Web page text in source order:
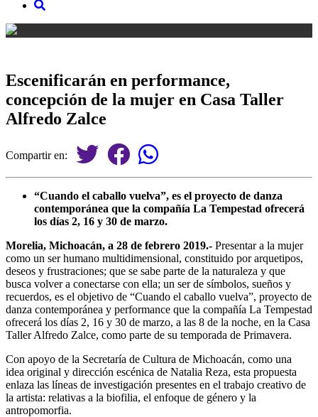
Escenificarán en performance,
concepción de la mujer en Casa Taller
Alfredo Zalce
Compartir en:
“Cuando el caballo vuelva”, es el proyecto de danza
contemporánea que la compañía La Tempestad ofrecerá
los días 2, 16 y 30 de marzo.
Morelia, Michoacán, a 28 de febrero 2019.- Presentar a la mujer
como un ser humano multidimensional, constituido por arquetipos,
deseos y frustraciones; que se sabe parte de la naturaleza y que
busca volver a conectarse con ella; un ser de símbolos, sueños y
recuerdos, es el objetivo de “Cuando el caballo vuelva”, proyecto de
danza contemporánea y performance que la compañía La Tempestad
ofrecerá los días 2, 16 y 30 de marzo, a las 8 de la noche, en la Casa
Taller Alfredo Zalce, como parte de su temporada de Primavera.
Con apoyo de la Secretaría de Cultura de Michoacán, como una
idea original y dirección escénica de Natalia Reza, esta propuesta
enlaza las líneas de investigación presentes en el trabajo creativo de
la artista: relativas a la biofilia, el enfoque de género y la
antropomorfia.